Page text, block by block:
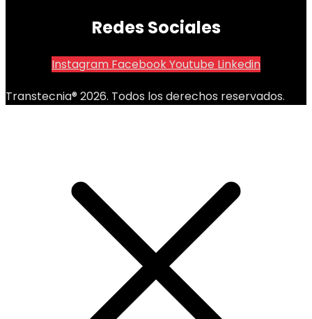
Redes Sociales
Instagram FacebookYoutube Linkedin
Transtecnia® 2026. Todos los derechos reservados.